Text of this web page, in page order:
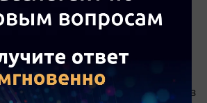
(Дебет76ЧИА Кредит91)
между реальными затратами и
наличии).
в аренду ТС ранее учитывалось в